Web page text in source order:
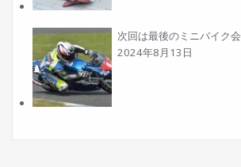
次回は最後のミニバイク会
2024年8月13日